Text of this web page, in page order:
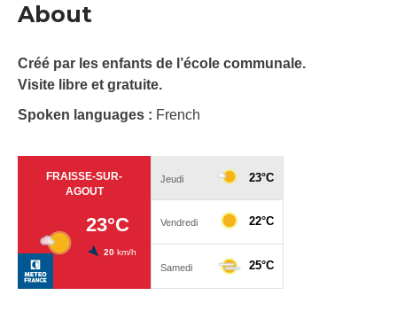
About
Créé par les enfants de l’école communale.
Visite libre et gratuite.
Spoken languages : French